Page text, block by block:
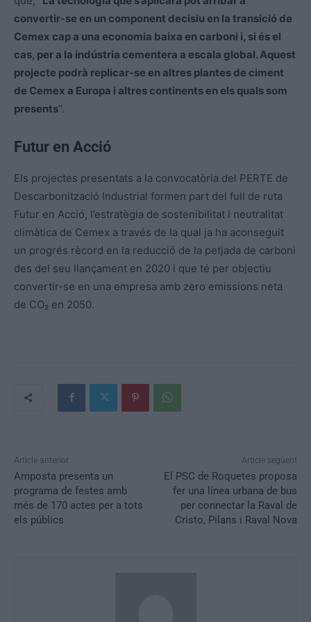
convertir-se en un component decisiu en la transició de
Cemex cap a una economia baixa en carboni i, si és el
cas, per a la indústria cementera a escala global. Aquest
projecte podrà replicar-se en altres plantes de ciment
de Cemex a Europa i altres continents en els quals som
presents”.
Futur en Acció
Els projectes presentats a la convocatòria del PERTE de
Descarbonització Industrial formen part del full de ruta
Futur en Acció, l’estratègia de sostenibilitat i neutralitat
climàtica de Cemex a través de la qual ja ha aconseguit
un progrés rècord en la reducció de la petjada de carboni
des del seu llançament en 2020 i que té per objectiu
convertir-se en una empresa amb zero emissions neta
de CO₂ en 2050.
Article anterior
Amposta presenta un
programa de festes amb
més de 170 actes per a tots
els públics
Article següent
El PSC de Roquetes proposa
fer una línea urbana de bus
per connectar la Raval de
Cristo, Pilans i Raval Nova